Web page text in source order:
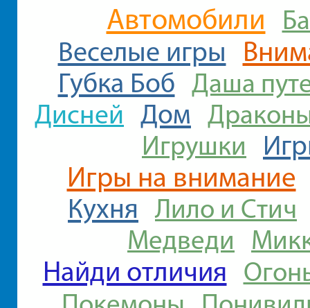
Автомобили
Веселые игры
Губка Боб Даша
Дисней Дом
Игрушки
Игры на внимание
Кухня Лило и Стич
Медведи
Найди отличия